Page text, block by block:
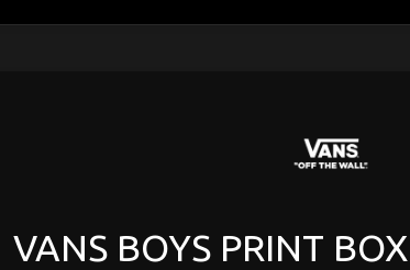
VANS BOYS PRINT